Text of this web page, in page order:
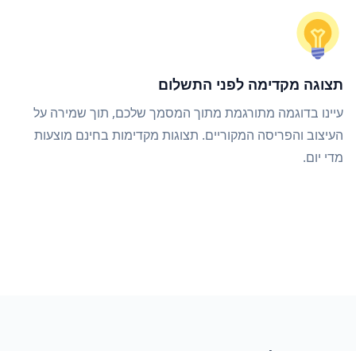
תצוגה מקדימה לפני התשלום
עיינו בדוגמה מתורגמת מתוך המסמך שלכם, תוך שמירה על
העיצוב והפריסה המקוריים. תצוגות מקדימות בחינם מוצעות
מדי יום.